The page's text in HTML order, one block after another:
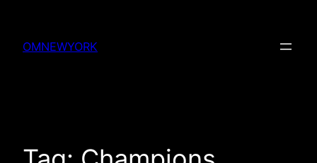
content
OMNEWYORK